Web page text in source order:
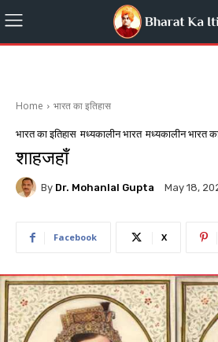
Home भारत का इतिहास
भारत का इतिहास मध्यकालीन भारत मध्यकालीन भारत
शाहजहाँ
By Dr. Mohanlal Gupta May 18,
Facebook X